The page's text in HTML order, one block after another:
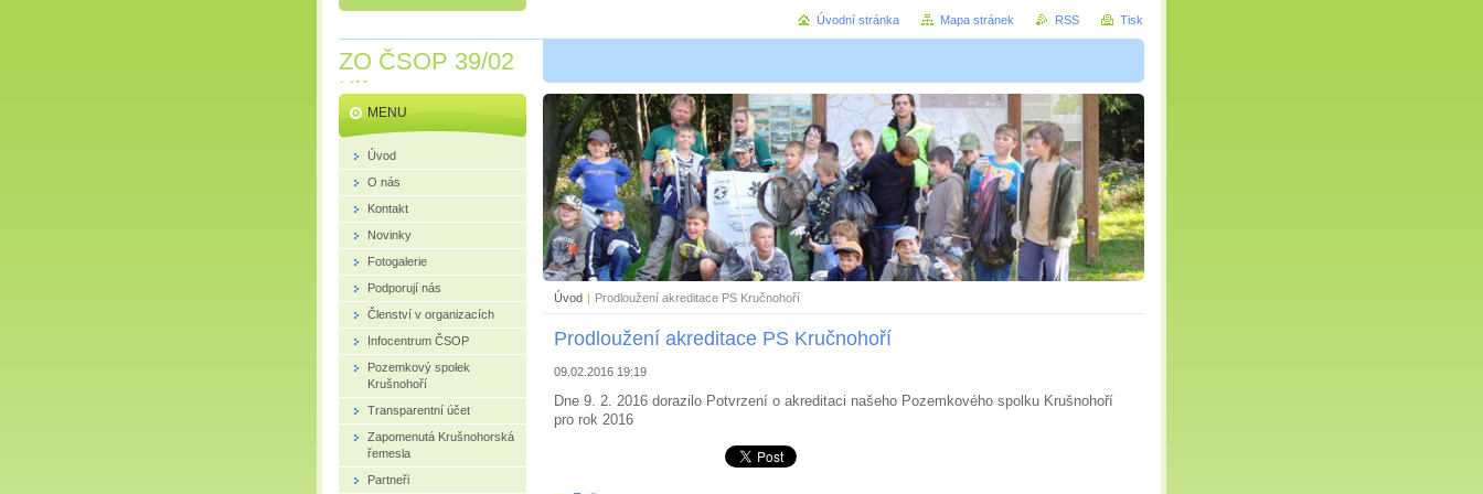
ZO ČSOP 39/02
Klíny
Úvod | Prodloužení akreditace PS Kručnohoří
Prodloužení akreditace PS Kručnohoří
09.02.2016 19:19
Dne 9. 2. 2016 dorazilo Potvrzení o akreditaci našeho Pozemkového spolku Krušnohoří
pro rok 2016
MENU
Úvod
O nás
Kontakt
Novinky
Fotogalerie
Podporují nás
Členství v organizacích
Infocentrum ČSOP
Pozemkový spolek
Krušnohoří
Transparentní účet
Zapomenutá Krušnohorská
řemesla
Partneři
Úvodní stránka Mapa stránek RSS Tisk